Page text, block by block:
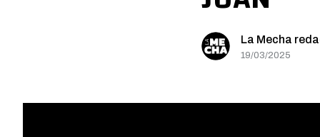
La Mecha
19/03/2025